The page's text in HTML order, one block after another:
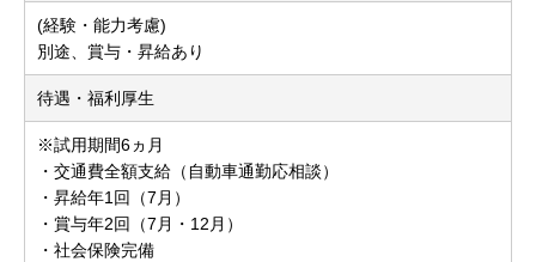
(経験・能力考慮)
別途、賞与・昇給あり
待遇・福利厚生
※試用期間6ヵ月
・交通費全額支給（自動車通勤応相談）
・昇給年1回（7月）
・賞与年2回（7月・12月）
・社会保険完備